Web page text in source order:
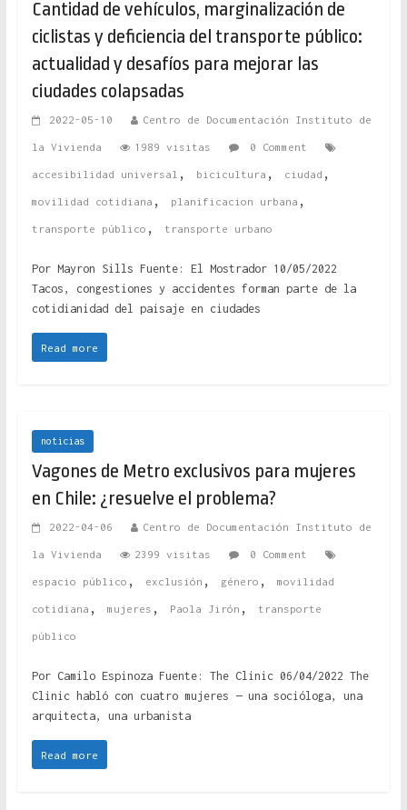
Cantidad de vehículos, marginalización de
ciclistas y deficiencia del transporte público:
actualidad y desafíos para mejorar las
ciudades colapsadas
2022-05-10 Centro de Documentación Instituto de
la Vivienda 1989 visitas 0 Comment
accesibilidad universal , bicicultura , ciudad ,
movilidad cotidiana , planificacion urbana ,
transporte público , transporte urbano
Por Mayron Sills Fuente: El Mostrador 10/05/2022
Tacos, congestiones y accidentes forman parte de la
cotidianidad del paisaje en ciudades
Read more
noticias
Vagones de Metro exclusivos para mujeres
en Chile: ¿resuelve el problema?
2022-04-06 Centro de Documentación Instituto de
la Vivienda 2399 visitas 0 Comment
espacio público , exclusión , género , movilidad
cotidiana , mujeres , Paola Jirón , transporte
público
Por Camilo Espinoza Fuente: The Clinic 06/04/2022 The
Clinic habló con cuatro mujeres — una socióloga, una
arquitecta, una urbanista
Read more